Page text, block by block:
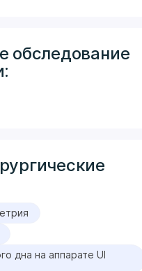
обследование
дна на аппарате UI